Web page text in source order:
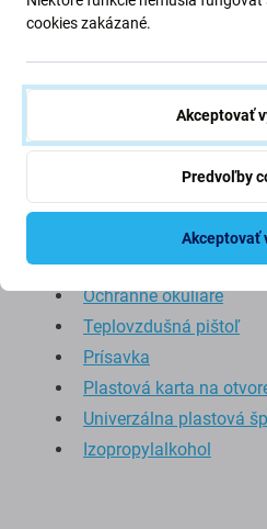
Pri výmene batérie
Batéria
Lepidlo na batérie
Odporúčané použitie:
ESD rukavice
Sada náradia
Pentalope skrutkovač
Ochranné okuliare
Teplovzdušná pištoľ
Prísavka
Plastová karta na
Univerzálna plastová
Izopropylalkohol
cookies zakázané.
Akceptovať
Predvoľby
Akceptovať